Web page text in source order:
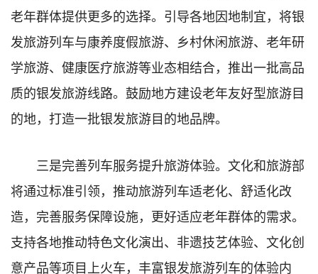
老年群体提供更多的选择。引导各地因地制宜，将银
发旅游列车与康养度假旅游、乡村休闲旅游、老年研
学旅游、健康医疗旅游等业态相结合，推出一批高品
质的银发旅游线路。鼓励地方建设老年友好型旅游目
的地，打造一批银发旅游目的地品牌。
三是完善列车服务提升旅游体验。文化和旅游部
将通过标准引领，推动旅游列车适老化、舒适化改
造，完善服务保障设施，更好适应老年群体的需求。
支持各地推动特色文化演出、非遗技艺体验、文化创
意产品等项目上火车，丰富银发旅游列车的体验内